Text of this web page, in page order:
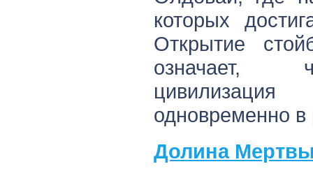
которых
Открытие
означает,
одновременно в
Долина